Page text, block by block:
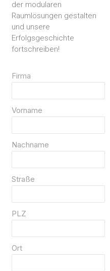
der modularen
Raumlösungen gestalten
und unsere
Erfolgsgeschichte
fortschreiben!
Firma
Vorname
Nachname
Straße
PLZ
Ort